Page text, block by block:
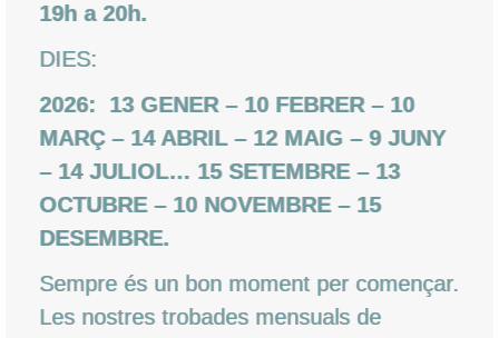
19h a 20h.
DIES:
2026: 13 GENER – 10 FEBRER – 10
MARÇ – 14 ABRIL – 12 MAIG – 9 JUNY
– 14 JULIOL… 15 SETEMBRE – 13
OCTUBRE – 10 NOVEMBRE – 15
DESEMBRE.
Sempre és un bon moment per començar.
Les nostres trobades mensuals de